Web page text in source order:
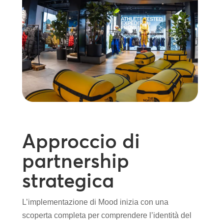
Approccio di
partnership
strategica
L’implementazione di Mood inizia con una
scoperta completa per comprendere l’identità del